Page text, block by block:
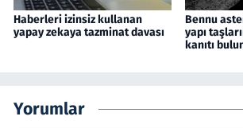
Haberleri izinsiz kullanan
yapay zekaya tazminat davası
Bennu
yapı
kanıtı
Yorumlar